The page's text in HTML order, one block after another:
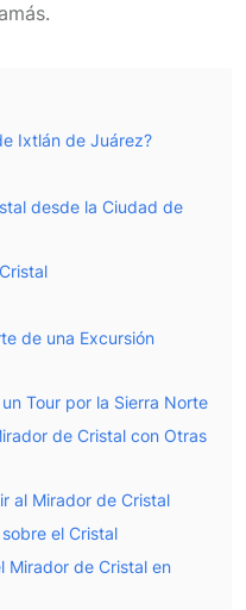
Ixtlán de Juárez?
desde la Ciudad de
de una Excursión
Tour por la Sierra Norte
de Cristal con Otras
al Mirador de Cristal
el Cristal
Mirador de Cristal en